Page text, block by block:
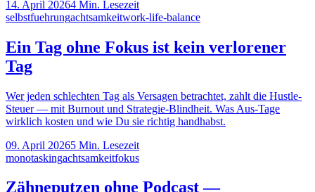
14. April 20264 Min. Lesezeit
selbstfuehrungachtsamkeitwork-life-balance
Ein Tag ohne Fokus ist kein verlorener
Tag
Wer jeden schlechten Tag als Versagen betrachtet, zahlt die Hustle-
Steuer — mit Burnout und Strategie-Blindheit. Was Aus-Tage
wirklich kosten und wie Du sie richtig handhabst.
09. April 20265 Min. Lesezeit
monotaskingachtsamkeitfokus
Zähneputzen ohne Podcast —